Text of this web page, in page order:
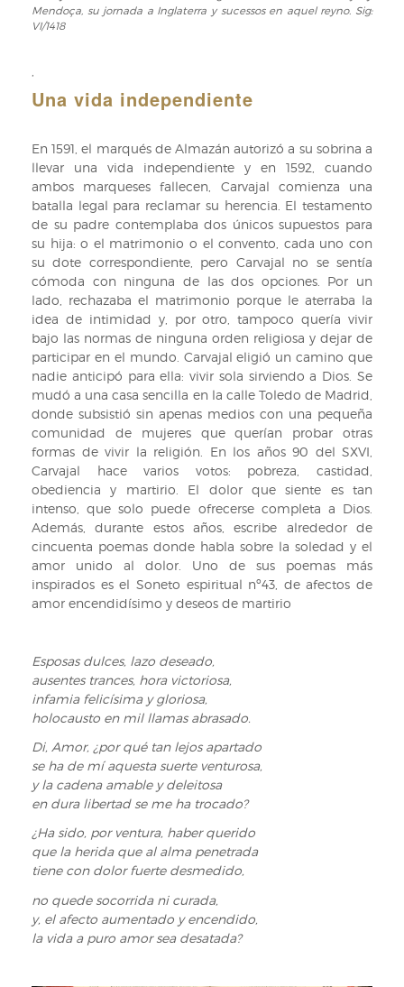
a
Inglaterra
sucessos
en
Sig:
VI/1418
y
virtudes
la
venerable
Virgen
Luisa
de
Carvajal
y
Mendoça,
su
jornada
a
Inglaterra
y
sucessos
en
aquel
reyno.
Sig:
VI/1418
Mendoça, su jornada a Inglaterra y sucessos en aquel reyno. Sig:
VI/1418
Una vida independiente
En 1591, el marqués de Almazán autorizó a su sobrina a
llevar una vida independiente y en 1592, cuando
ambos marqueses fallecen, Carvajal comienza una
batalla legal para reclamar su herencia. El testamento
de su padre contemplaba dos únicos supuestos para
su hija: o el matrimonio o el convento, cada uno con
su dote correspondiente, pero Carvajal no se sentía
cómoda con ninguna de las dos opciones. Por un
lado, rechazaba el matrimonio porque le aterraba la
idea de intimidad y, por otro, tampoco quería vivir
bajo las normas de ninguna orden religiosa y dejar de
participar en el mundo. Carvajal eligió un camino que
nadie anticipó para ella: vivir sola sirviendo a Dios. Se
mudó a una casa sencilla en la calle Toledo de Madrid,
donde subsistió sin apenas medios con una pequeña
comunidad de mujeres que querían probar otras
formas de vivir la religión. En los años 90 del SXVI,
Carvajal hace varios votos: pobreza, castidad,
obediencia y martirio. El dolor que siente es tan
intenso, que solo puede ofrecerse completa a Dios.
Además, durante estos años, escribe alrededor de
cincuenta poemas donde habla sobre la soledad y el
amor unido al dolor. Uno de sus poemas más
inspirados es el Soneto espiritual nº43, de afectos de
amor encendidísimo y deseos de martirio
Esposas dulces, lazo deseado,
ausentes trances, hora victoriosa,
infamia felicísima y gloriosa,
holocausto en mil llamas abrasado.
Di, Amor, ¿por qué tan lejos apartado
se ha de mí aquesta suerte venturosa,
y la cadena amable y deleitosa
en dura libertad se me ha trocado?
¿Ha sido, por ventura, haber querido
que la herida que al alma penetrada
tiene con dolor fuerte desmedido,
no quede socorrida ni curada,
y, el afecto aumentado y encendido,
la vida a puro amor sea desatada?